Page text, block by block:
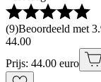
(9)Beoordeeld met
44.00
Prijs: 44.00 euro